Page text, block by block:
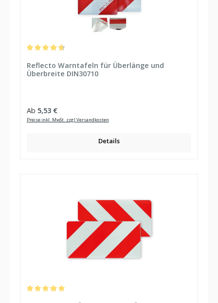
Reflecto Warntafeln für Überlänge und
Überbreite DIN30710
Regulärer Preis:
Ab 5,53 €
Preise inkl. MwSt. zzgl Versandkosten
Details